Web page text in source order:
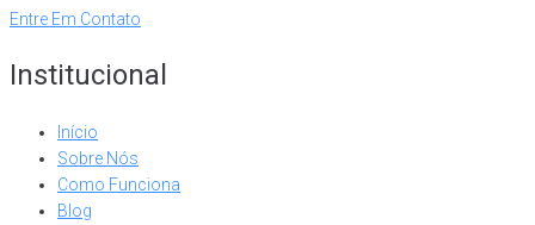
Entre Em Contato
Institucional
Início
Sobre Nós
Como Funciona
Blog